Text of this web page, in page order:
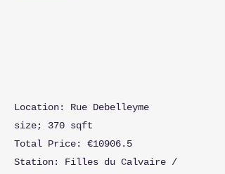
Location: Rue Debelleyme
size; 370 sqft
Total Price: €10906.5
Station: Filles du Calvaire /